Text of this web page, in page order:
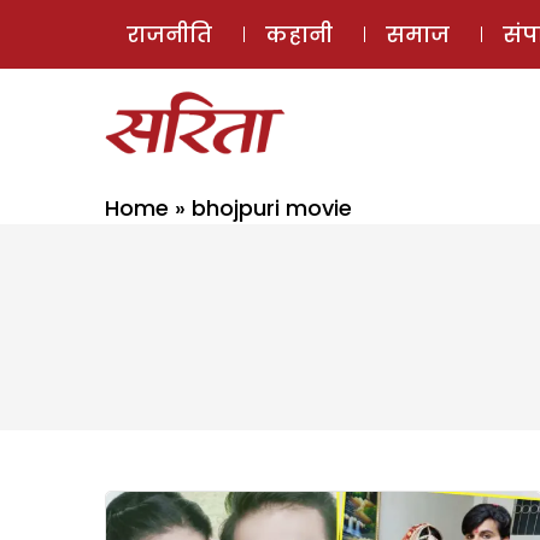
राजनीति कहानी समाज
Home » bhojpuri movie